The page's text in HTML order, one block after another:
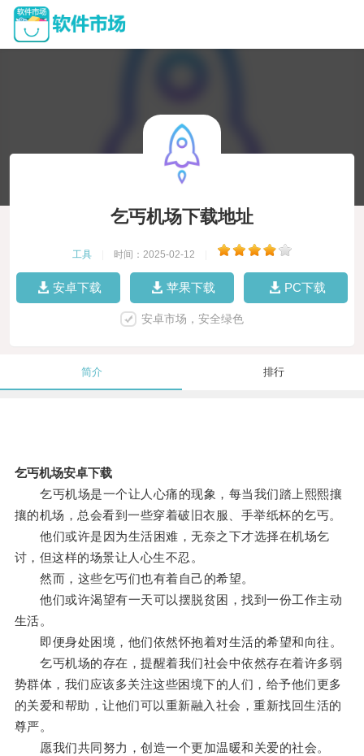
乞丐机场下载地址
工具 时间：2025-02-12
安卓下载 苹果下载 PC下载
安卓市场，安全绿色
简介 排行
乞丐机场安卓下载
乞丐机场是一个让人心痛的现象，每当我们踏上熙熙攘
攘的机场，总会看到一些穿着破旧衣服、手举纸杯的乞丐。
他们或许是因为生活困难，无奈之下才选择在机场乞
讨，但这样的场景让人心生不忍。
然而，这些乞丐们也有着自己的希望。
他们或许渴望有一天可以摆脱贫困，找到一份工作主动
生活。
即便身处困境，他们依然怀抱着对生活的希望和向往。
乞丐机场的存在，提醒着我们社会中依然存在着许多弱
势群体，我们应该多关注这些困境下的人们，给予他们更多
的关爱和帮助，让他们可以重新融入社会，重新找回生活的
尊严。
愿我们共同努力，创造一个更加温暖和关爱的社会。